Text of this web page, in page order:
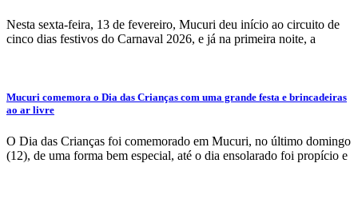
Nesta sexta-feira, 13 de fevereiro, Mucuri deu início ao circuito de
cinco dias festivos do Carnaval 2026, e já na primeira noite, a
Mucuri comemora o Dia das Crianças com uma grande festa e brincadeiras
ao ar livre
O Dia das Crianças foi comemorado em Mucuri, no último domingo
(12), de uma forma bem especial, até o dia ensolarado foi propício e